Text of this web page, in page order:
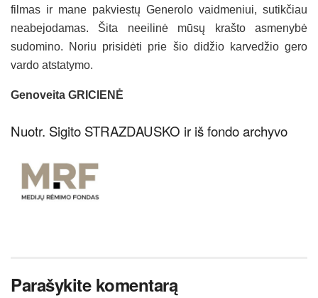
filmas ir mane pakviestų Generolo vaidmeniui, sutikčiau
neabejodamas. Šita neeilinė mūsų krašto asmenybė
sudomino. Noriu prisidėti prie šio didžio karvedžio gero
vardo atstatymo.
Genoveita GRICIENĖ
Nuotr. Sigito STRAZDAUSKO ir iš fondo archyvo
Parašykite komentarą